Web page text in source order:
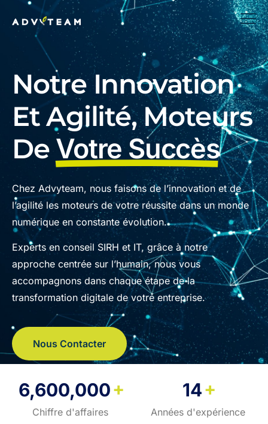
Notre Innovation
Et Agilité, Moteurs
De Votre Succès
Chez Advyteam, nous faisons de l’innovation et de
l’agilité les moteurs de votre réussite dans un monde
numérique en constante évolution.
Experts en conseil SIRH et IT, grâce à notre
approche centrée sur l’humain, nous vous
accompagnons dans chaque étape de la
transformation digitale de votre entreprise.
Nous Contacter
6,600,000+
Chiffre d'affaires
14+
Années d'expérience